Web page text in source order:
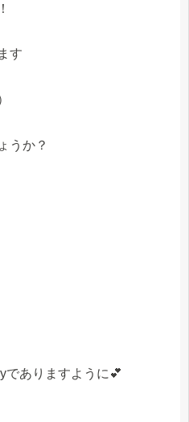
す
うか？
でありますように💕